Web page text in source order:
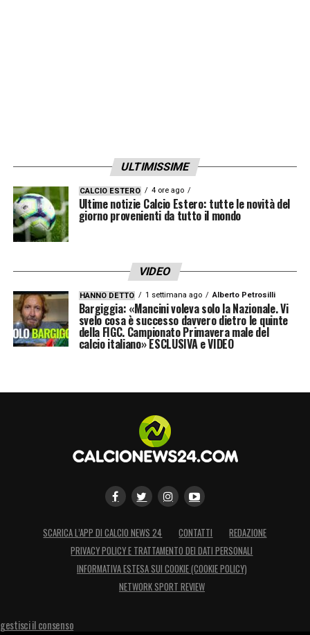
ULTIMISSIME
CALCIO ESTERO 4 ore ago
Ultime notizie Calcio Estero: tutte le novità del
giorno provenienti da tutto il mondo
VIDEO
HANNO DETTO 1 settimana ago Alberto Petrosilli
Bargiggia: «Mancini voleva solo la Nazionale. Vi
svelo cosa è successo davvero dietro le quinte
della FIGC. Campionato Primavera male del
calcio italiano» ESCLUSIVA e VIDEO
SCARICA L’APP DI CALCIO NEWS 24 CONTATTI
REDAZIONE
PRIVACY POLICY E TRATTAMENTO DEI DATI PERSONALI
INFORMATIVA ESTESA SUI COOKIE (COOKIE POLICY)
NETWORK SPORT REVIEW
gestisci il consenso